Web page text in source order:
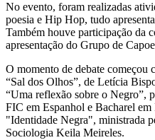
No evento, foram realizadas
poesia e Hip Hop, tudo
Também houve participação da
apresentação do Grupo de
O momento de debate começou
“Sal dos Olhos”, de Letícia
“Uma reflexão sobre o Negro”,
FIC em Espanhol e Bacharel
"Identidade Negra", ministrada
Sociologia Keila Meireles.